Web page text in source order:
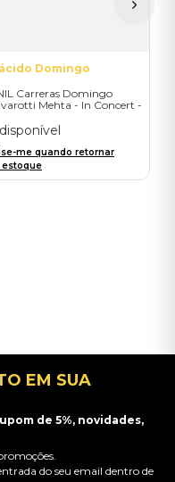
Domingo
Carreras Domingo
Mehta - In Concert -
me quando retornar
estoque
EM SUA
de 5%, novidades,
do seu email dentro de